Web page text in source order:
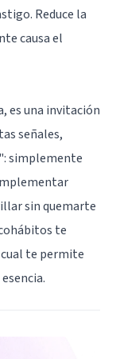
Reduce la
causa el
es una invitación
señales,
simplemente
sin quemarte
te
cual te permite